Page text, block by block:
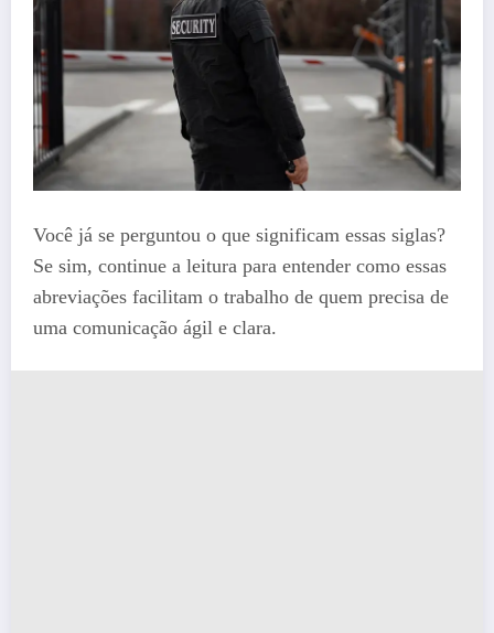
Você já se perguntou o que significam essas siglas?
Se sim, continue a leitura para entender como essas
abreviações facilitam o trabalho de quem precisa de
uma comunicação ágil e clara.